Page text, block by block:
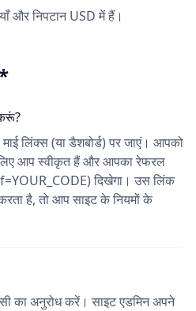
और निपटान USD में हैं।
लिंक्स (या डैशबोर्ड) पर जाएं। आपको
लिए आप स्वीकृत हैं और आपका रेफरल
दिखेगा। उस लिंक
है, तो आप साइट के नियमों के
का अनुरोध करें। साइट एडमिन अपने